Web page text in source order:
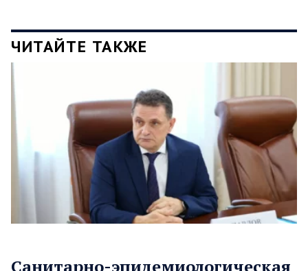
ЧИТАЙТЕ ТАКЖЕ
Санитарно-эпидемиологическая